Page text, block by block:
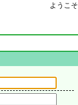
ようこそ